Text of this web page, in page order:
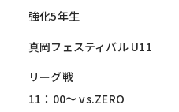
強化5年生
真岡フェスティバル U11
リーグ戦
11：00～ vs.ZERO